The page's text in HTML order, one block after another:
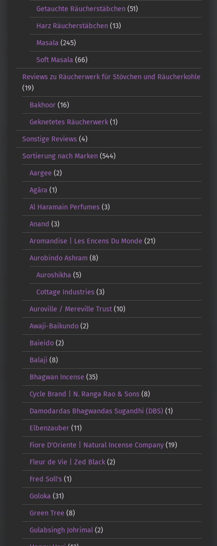
Getauchte Räucherstäbchen (51)
Harz Räucherstäbchen (13)
Masala (245)
Soft Masala (66)
Reviews zu Räucherwerk für Stövchen und Räucherkohle
(19)
Bakhoor(16)
Geknetetes Räucherwerk(1)
Sonstige Reviews (4)
Sortierung nach Marken (544)
Aargee (2)
Agāra (1)
Al Haramain Perfumes(3)
Anand (3)
Aromandise | Les Encens Du Monde (21)
Aurobindo Ashram (8)
Auroshikha (5)
Cottage Industries (3)
Auroville / Mereville Trust(10)
Awaji-Baikundo(2)
Baieido(2)
Balaji (8)
Bhagwan Incense (35)
Cycle Brand | N. Ranga Rao & Sons(8)
Damodardas Bhagwandas Sugandhi (DBS) (1)
Elbenzauber(11)
Fiore D'Oriente | Natural Incense Company(19)
Fleur de Vie | Zed Black(2)
Fred Soll's(1)
Goloka (31)
Green Tree (8)
Gulabsingh Johrimal(2)